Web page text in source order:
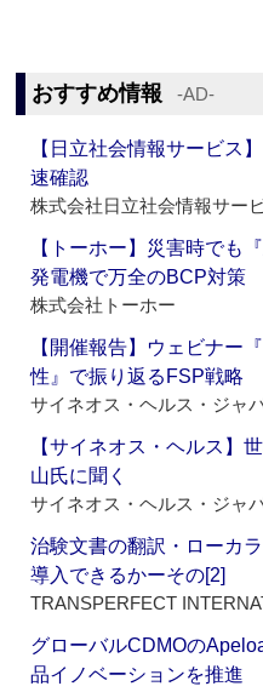
おすすめ情報 ‐AD‐
【日立社会情報サービス
速確認
株式会社日立社会情報サー
【トーホー】災害時でも
発電機で万全のBCP対策
株式会社トーホー
【開催報告】ウェビナー
性』で振り返るFSP戦略
サイネオス・ヘルス・ジャ
【サイネオス・ヘルス
山氏に聞く
サイネオス・ヘルス・ジャ
治験文書の翻訳・ローカ
導入できるかーその[2]
TRANSPERFECT
グローバルCDMOの
品イノベーションを推進